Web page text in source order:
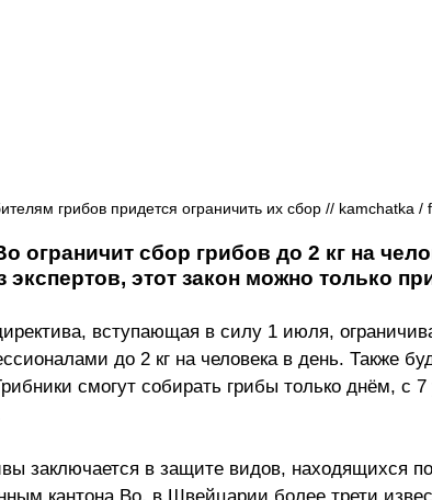
грибов придется ограничить их сбор // kamchatka /
ограничит сбор грибов до 2 кг на
этот закон можно только
вступающая в силу 1 июля,
до 2 кг на человека в день. Также
смогут собирать грибы только днём, с 7
заключается в защите видов, находящихся